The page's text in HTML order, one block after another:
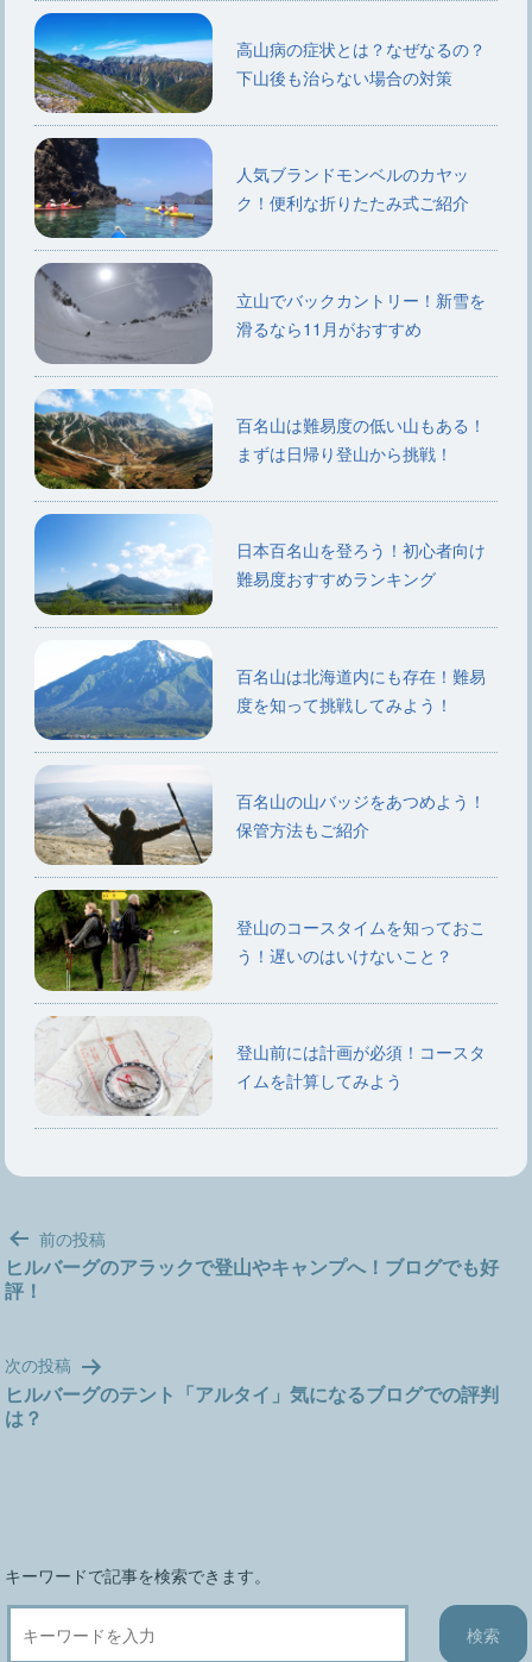
高山病の症状とは？なぜなるの？
下山後も治らない場合の対策
人気ブランドモンベルのカヤッ
ク！便利な折りたたみ式ご紹介
立山でバックカントリー！新雪を
滑るなら11月がおすすめ
百名山は難易度の低い山もある！
まずは日帰り登山から挑戦！
日本百名山を登ろう！初心者向け
難易度おすすめランキング
百名山は北海道内にも存在！難易
度を知って挑戦してみよう！
百名山の山バッジをあつめよう！
保管方法もご紹介
登山のコースタイムを知っておこ
う！遅いのはいけないこと？
登山前には計画が必須！コースタ
イムを計算してみよう
投
稿
ナ
ゲ
ー
シ
ョ
前の投稿
ヒルバーグのアラックで登山やキャンプへ！ブログでも好
評！
次の投稿
ヒルバーグのテント「アルタイ」気になるブログでの評判
は？
キーワードで記事を検索できます。